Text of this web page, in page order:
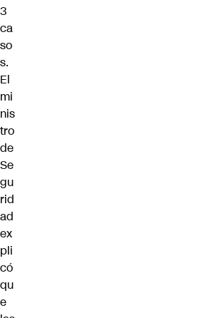
3
ca
so
s.
El
mi
nis
tro
de
Se
gu
rid
ad
ex
pli
có
qu
e